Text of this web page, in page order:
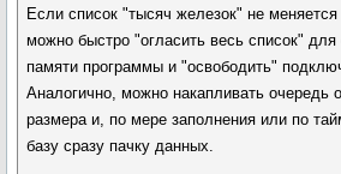
Если список "тысяч железок" не
можно быстро "огласить весь список" для
памяти программы и "освободить"
Аналогично, можно накапливать очередь
размера и, по мере заполнения или по
базу сразу пачку данных.